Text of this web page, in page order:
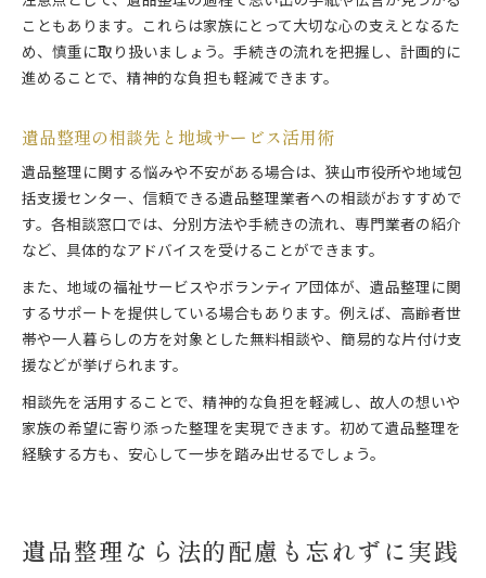
こともあります。これらは家族にとって大切な心の支えとなるた
め、慎重に取り扱いましょう。手続きの流れを把握し、計画的に
進めることで、精神的な負担も軽減できます。
遺品整理の相談先と地域サービス活用術
遺品整理に関する悩みや不安がある場合は、狭山市役所や地域包
括支援センター、信頼できる遺品整理業者への相談がおすすめで
す。各相談窓口では、分別方法や手続きの流れ、専門業者の紹介
など、具体的なアドバイスを受けることができます。
また、地域の福祉サービスやボランティア団体が、遺品整理に関
するサポートを提供している場合もあります。例えば、高齢者世
帯や一人暮らしの方を対象とした無料相談や、簡易的な片付け支
援などが挙げられます。
相談先を活用することで、精神的な負担を軽減し、故人の想いや
家族の希望に寄り添った整理を実現できます。初めて遺品整理を
経験する方も、安心して一歩を踏み出せるでしょう。
遺品整理なら法的配慮も忘れずに実践